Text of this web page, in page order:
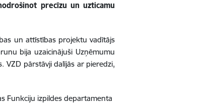
precīzu un uzticamu
un attīstības projektu vadītājs
bija uzaicinājuši Uzņēmumu
pārstāvji dalījās ar pieredzi,
Funkciju izpildes departamenta